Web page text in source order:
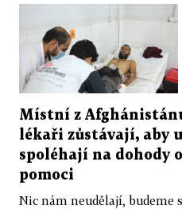
Místní z
lékaři zůstávají, aby
spoléhají na dohody
pomoci
Nic nám neudělají, budeme